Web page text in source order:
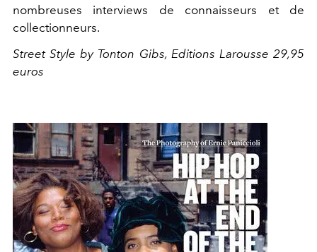
nombreuses interviews de connaisseurs et de
collectionneurs.
Street Style by Tonton Gibs, Editions Larousse 29,95
euros